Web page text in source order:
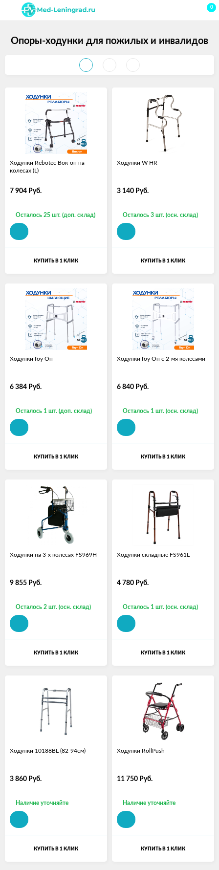
0
Опоры-ходунки для пожилых и инвалидов
Ходунки Rebotec Вок-он на
колесах (L)
7 904 Руб.
Осталось 25 шт. (доп. склад)
КУПИТЬ В 1 КЛИК
Ходунки W HR
3 140 Руб.
Осталось 3 шт. (осн. склад)
КУПИТЬ В 1 КЛИК
Ходунки Гоу Он
6 384 Руб.
Осталось 1 шт. (доп. склад)
КУПИТЬ В 1 КЛИК
Ходунки Гоу Он с 2-мя колесами
6 840 Руб.
Осталось 1 шт. (осн. склад)
КУПИТЬ В 1 КЛИК
Ходунки на 3-х колесах FS969H
9 855 Руб.
Осталось 2 шт. (осн. склад)
КУПИТЬ В 1 КЛИК
Ходунки складные FS961L
4 780 Руб.
Осталось 1 шт. (осн. склад)
КУПИТЬ В 1 КЛИК
Ходунки 10188BL (82-94см)
3 860 Руб.
Наличие уточняйте
КУПИТЬ В 1 КЛИК
Ходунки RollPush
11 750 Руб.
Наличие уточняйте
КУПИТЬ В 1 КЛИК